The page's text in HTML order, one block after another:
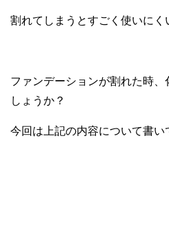
割れてしまうとすごく使いにく
ファンデーションが割れた時
しょうか？
今回は上記の内容について書い